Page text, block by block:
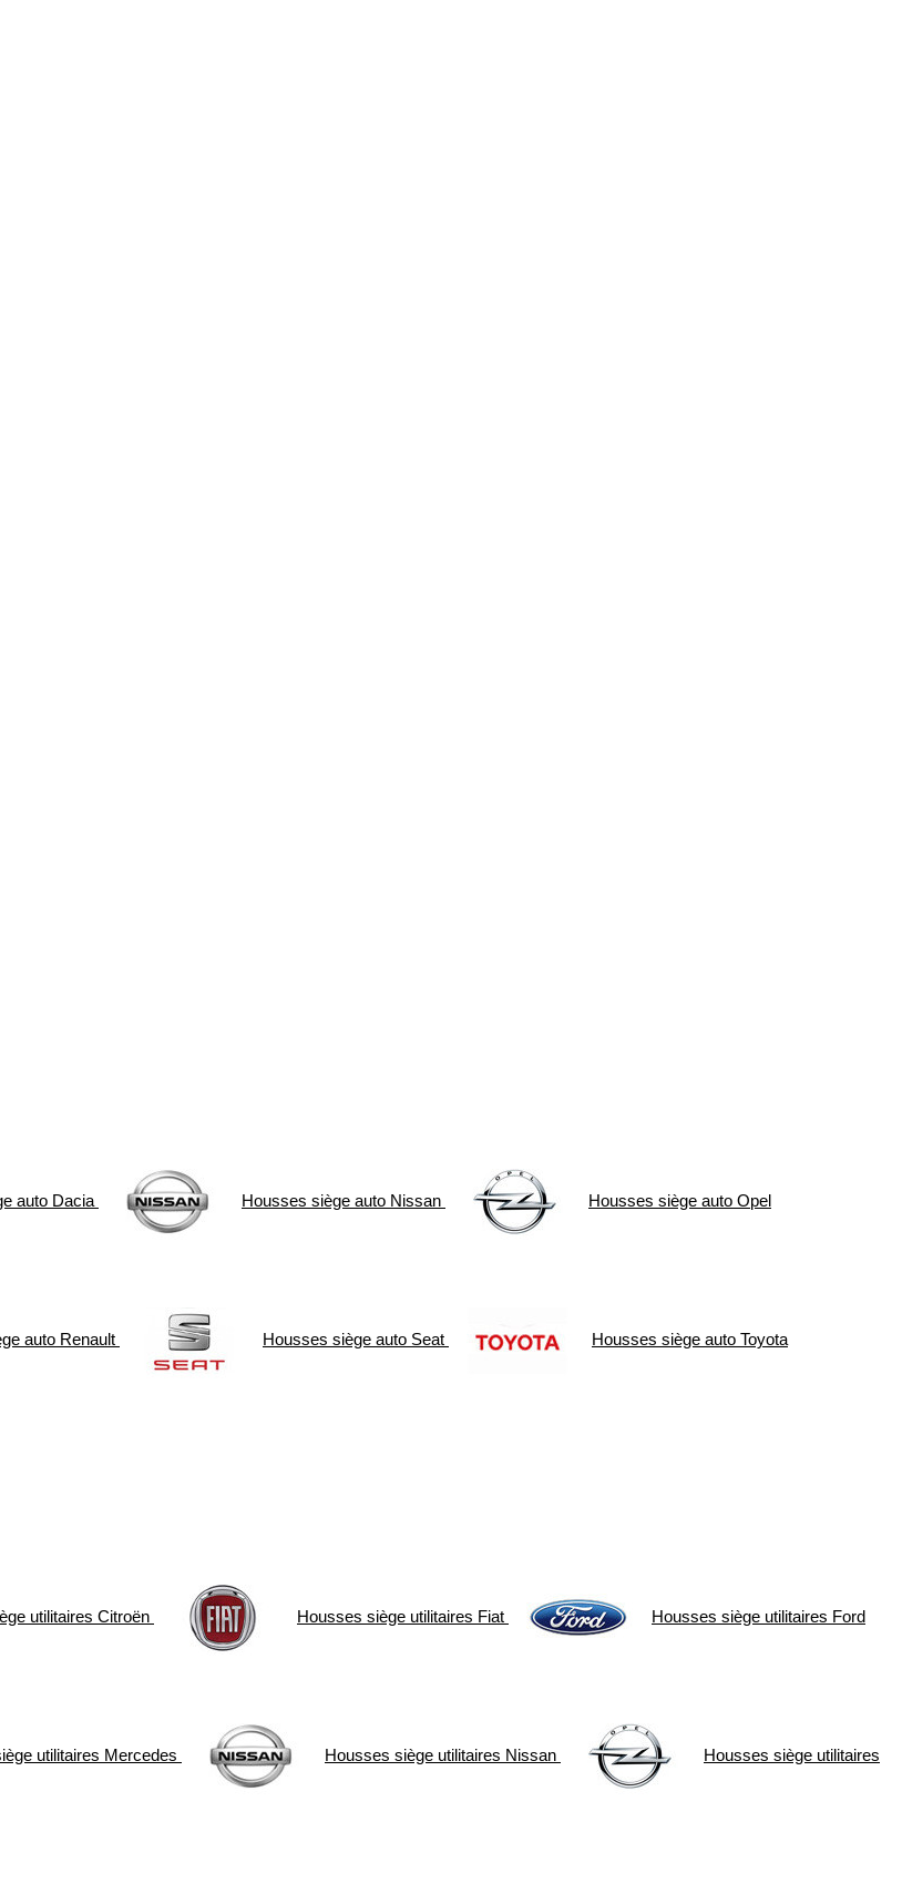
auto Dacia Housses siège auto Nissan Housses siège auto Opel
auto Renault Housses siège auto Seat Housses siège auto Toyota
utilitaires Citroën Housses siège utilitaires Fiat Housses siège utilitaires Ford
utilitaires Mercedes Housses siège utilitaires Nissan Housses siège utilitaires